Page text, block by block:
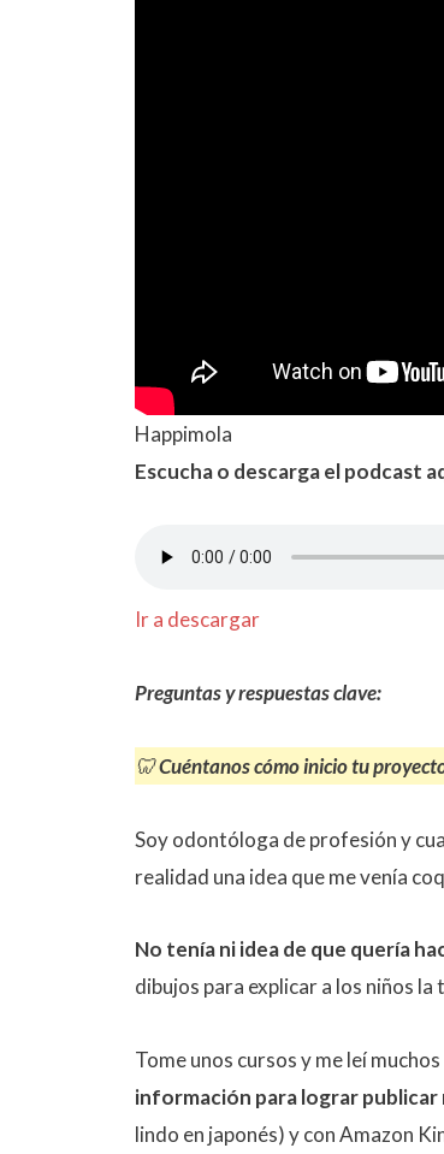
Happimola
Escucha o descarga el podcast
Ir a descargar
Preguntas y respuestas clave:
🦷Cuéntanos cómo inicio tu
Soy odontóloga de profesión y
realidad una idea que me venía
No tenía ni idea de que quería
dibujos para explicar a los niños la
Tome unos cursos y me leí
información para lograr
lindo en japonés) y con Amazon